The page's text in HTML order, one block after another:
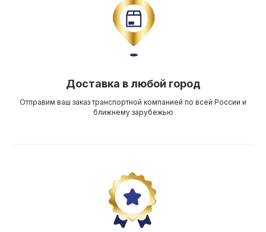
Доставка в любой город
Отправим ваш заказ транспортной компанией по всей России и
ближнему зарубежью